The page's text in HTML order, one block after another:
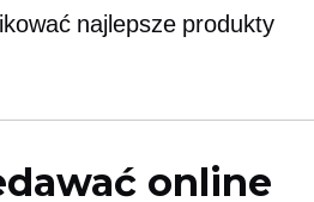
najlepsze produkty
online